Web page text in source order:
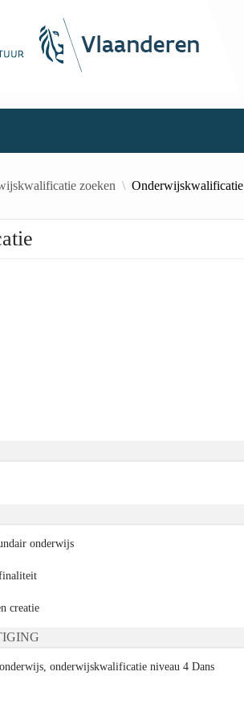
zoeken Onderwijskwalificatie
onderwijs
creatie
onderwijskwalificatie niveau 4 Dans